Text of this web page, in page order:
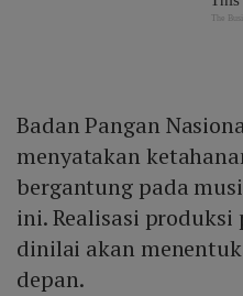
Badan Pangan
menyatakan
bergantung pada
ini. Realisasi
dinilai akan
depan.